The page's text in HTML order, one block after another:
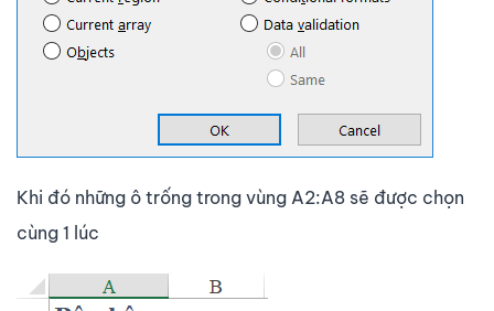
Khi đó những ô trống trong vùng A2:A8 sẽ được chọn
cùng 1 lúc